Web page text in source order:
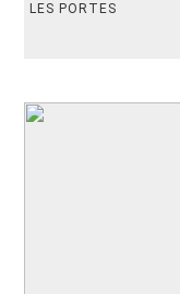
LES PORTES